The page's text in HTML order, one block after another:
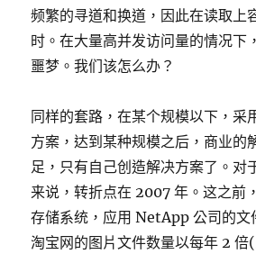
频繁的寻道和换道，因此在读取上
时。在大量高并发访问量的情况下
噩梦。我们该怎么办？
同样的套路，在某个规模以下，采
方案，达到某种规模之后，商业的
足，只有自己创造解决方案了。对
来说，转折点在 2007 年。这之前
存储系统，应用 NetApp 公司的文
淘宝网的图片文件数量以每年 2 倍